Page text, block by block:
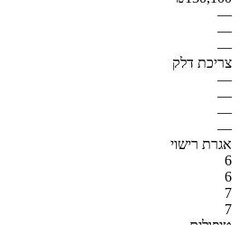
—
—
—
צריכת דלק
—
—
—
—
אגרת רישוי
6
6
7
7